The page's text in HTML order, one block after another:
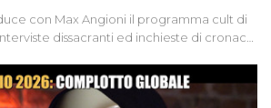
con Max Angioni il programma cult di
dissacranti ed inchieste di cronaca